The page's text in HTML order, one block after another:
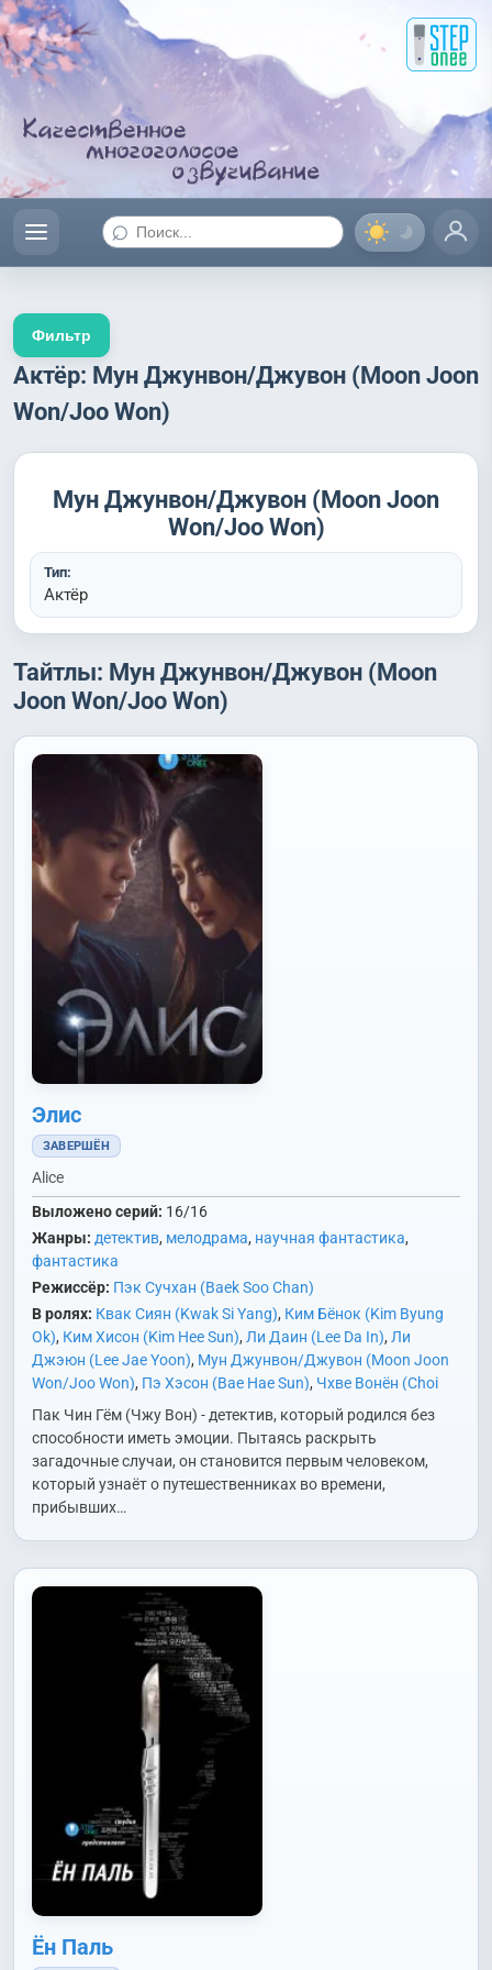
⌕
Актёр: Мун Джунвон/Джувон (Moon Joon
Won/Joo Won)
Мун Джунвон/Джувон (Moon Joon
Won/Joo Won)
Тип:
Актёр
Тайтлы: Мун Джунвон/Джувон (Moon
Joon Won/Joo Won)
Элис
ЗАВЕРШЁН
Alice
Выложено серий: 16/16
Жанры: детектив, мелодрама, научная фантастика,
фантастика
Режиссёр: Пэк Сучхан (Baek Soo Chan)
В ролях: Квак Сиян (Kwak Si Yang), Ким Бёнок (Kim Byung
Ok), Ким Хисон (Kim Hee Sun), Ли Даин (Lee Da In), Ли
Джэюн (Lee Jae Yoon), Мун Джунвон/Джувон (Moon Joon
Won/Joo Won), Пэ Хэсон (Bae Hae Sun), Чхве Вонён (Choi
Won Young)
Пак Чин Гём (Чжу Вон) - детектив, который родился без
способности иметь эмоции. Пытаясь раскрыть
загадочные случаи, он становится первым человеком,
который узнаёт о путешественниках во времени,
прибывших…
Ён Паль
Фильтр